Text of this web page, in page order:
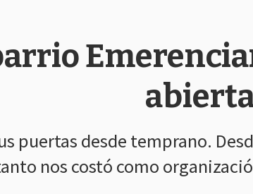
puertas desde temprano.
nos costó como